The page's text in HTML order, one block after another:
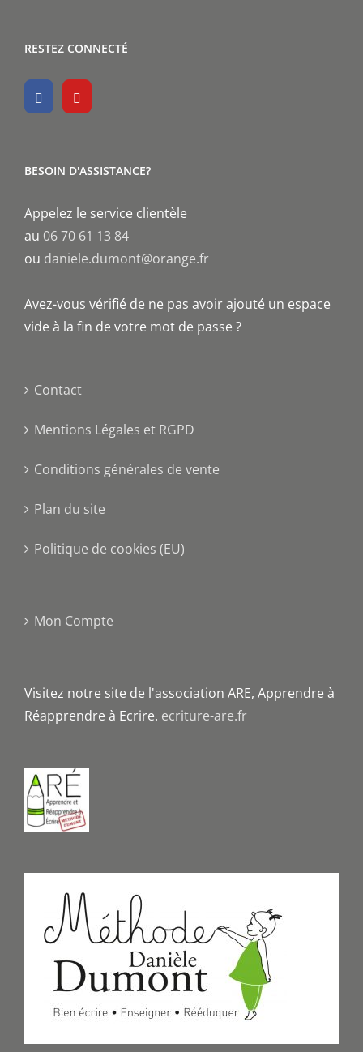
RESTEZ CONNECTÉ
BESOIN D'ASSISTANCE?
Appelez le service clientèle
au 06 70 61 13 84
ou daniele.dumont@orange.fr
Avez-vous vérifié de ne pas avoir ajouté un espace
vide à la fin de votre mot de passe ?
Contact
Mentions Légales et RGPD
Conditions générales de vente
Plan du site
Politique de cookies (EU)
Mon Compte
Visitez notre site de l'association ARE, Apprendre à
Réapprendre à Ecrire. ecriture-are.fr